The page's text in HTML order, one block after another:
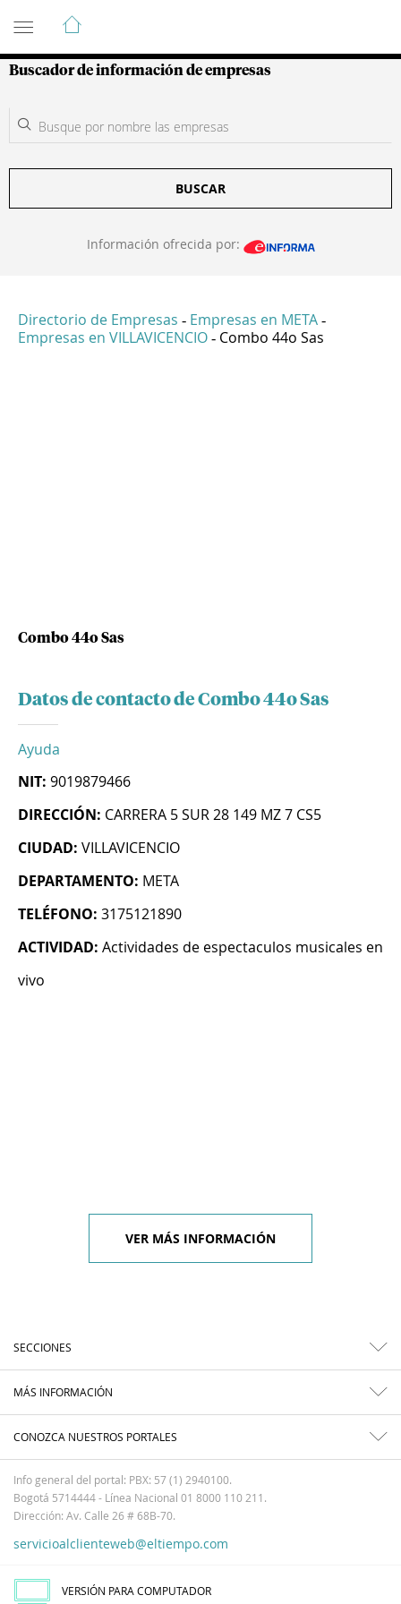
Guía de Empresas Colombianas
Buscador de información de empresas
BUSCAR
Información ofrecida por:
Directorio de Empresas - Empresas en META -
Empresas en VILLAVICENCIO - Combo 44o Sas
Combo 44o Sas
Datos de contacto de Combo 44o Sas
Ayuda
NIT: 9019879466
DIRECCIÓN: CARRERA 5 SUR 28 149 MZ 7 CS5
CIUDAD: VILLAVICENCIO
DEPARTAMENTO: META
TELÉFONO: 3175121890
ACTIVIDAD: Actividades de espectaculos musicales en
vivo
VER MÁS INFORMACIÓN
SECCIONES
MÁS INFORMACIÓN
CONOZCA NUESTROS PORTALES
Info general del portal: PBX: 57 (1) 2940100.
Bogotá 5714444 - Línea Nacional 01 8000 110 211.
Dirección: Av. Calle 26 # 68B-70.
servicioalclienteweb@eltiempo.com
VERSIÓN PARA COMPUTADOR